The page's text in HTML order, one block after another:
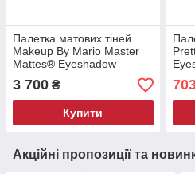
Палетка матових тіней
Makeup By Mario Master
Mattes® Eyeshadow
Palette The Original 12 г
3 700 ₴
Купити
Акційні пропозиції та